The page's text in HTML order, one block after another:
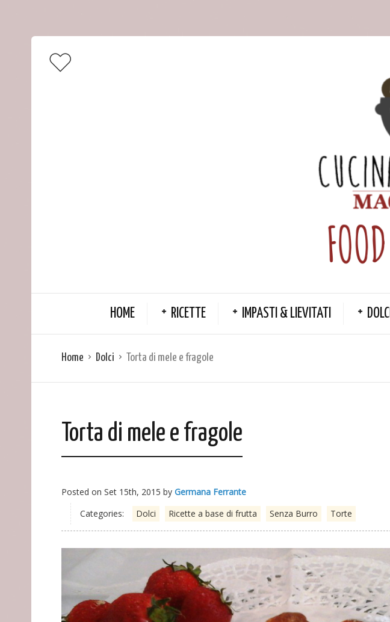
HOME RICETTE IMPASTI & LIEVITATI DOLCI
Home Dolci Torta di mele e fragole
Torta di mele e fragole
Posted on Set 15th, 2015 by Germana Ferrante
Categories:
Dolci Ricette a base di frutta Senza Burro Torte